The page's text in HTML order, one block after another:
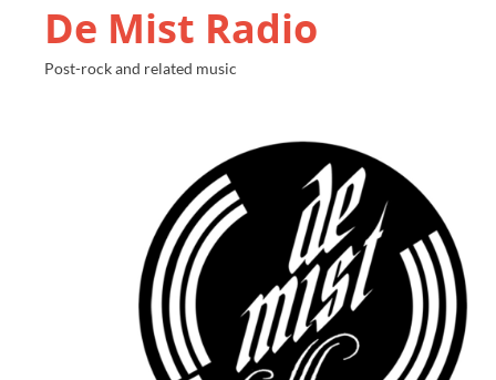
De Mist Radio
Post-rock and related music